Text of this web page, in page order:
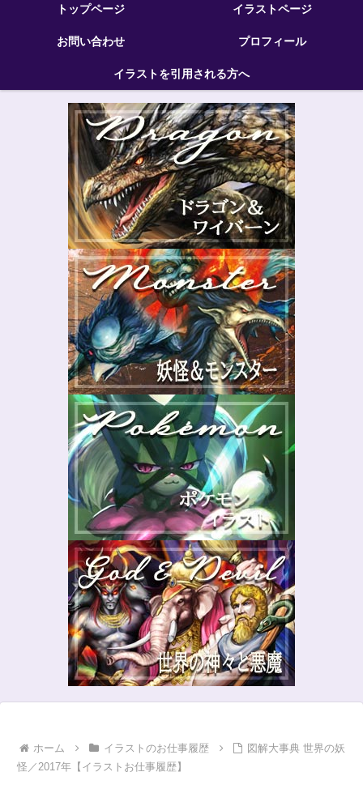
トップページ イラストページ
お問い合わせ プロフィール
イラストを引用される方へ
ホーム イラストのお仕事履歴
図解大事典 世界の妖
怪／2017年【イラストお仕事履歴】